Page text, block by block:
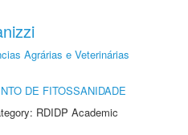
Agrárias e Veterinárias
DE FITOSSANIDADE
RDIDP Academic